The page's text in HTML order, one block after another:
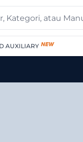
AUXILIARY